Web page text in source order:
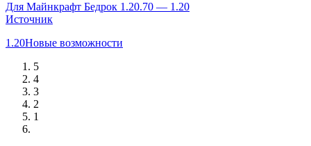
Для Майнкрафт Бедрок 1.20.70 — 1.20
Источник
1.20Новые возможности
5
4
3
2
1